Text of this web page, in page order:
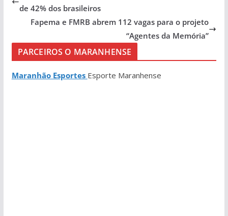
de 42% dos brasileiros
Fapema e FMRB abrem 112 vagas para o projeto
“Agentes da Memória”
PARCEIROS O MARANHENSE
Maranhão Esportes Esporte Maranhense